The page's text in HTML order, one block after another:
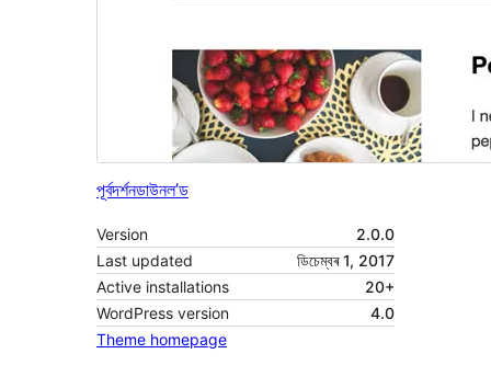
পূৰ্বদৰ্শনডাউনল’ড
Version
2.0.0
Last updated
ডিচেম্বৰ 1, 2017
Active installations
20+
WordPress version
4.0
Theme homepage